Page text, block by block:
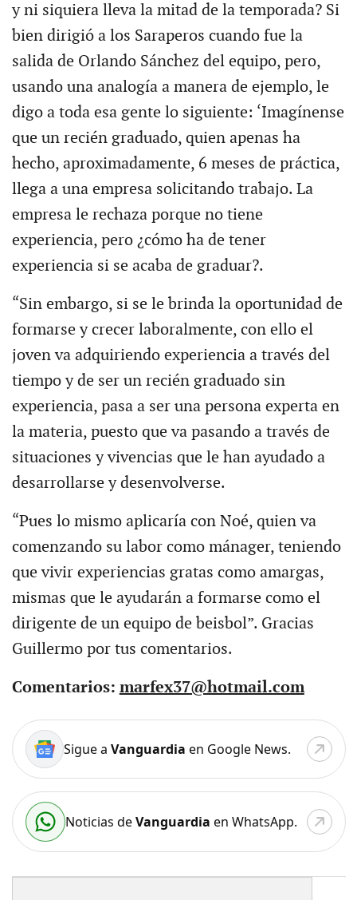
y ni siquiera lleva la mitad de la temporada? Si
bien dirigió a los Saraperos cuando fue la
salida de Orlando Sánchez del equipo, pero,
usando una analogía a manera de ejemplo, le
digo a toda esa gente lo siguiente: ‘Imagínense
que un recién graduado, quien apenas ha
hecho, aproximadamente, 6 meses de práctica,
llega a una empresa solicitando trabajo. La
empresa le rechaza porque no tiene
experiencia, pero ¿cómo ha de tener
experiencia si se acaba de graduar?.
“Sin embargo, si se le brinda la oportunidad de
formarse y crecer laboralmente, con ello el
joven va adquiriendo experiencia a través del
tiempo y de ser un recién graduado sin
experiencia, pasa a ser una persona experta en
la materia, puesto que va pasando a través de
situaciones y vivencias que le han ayudado a
desarrollarse y desenvolverse.
“Pues lo mismo aplicaría con Noé, quien va
comenzando su labor como mánager, teniendo
que vivir experiencias gratas como amargas,
mismas que le ayudarán a formarse como el
dirigente de un equipo de beisbol”. Gracias
Guillermo por tus comentarios.
Comentarios: marfex37@hotmail.com
Sigue a Vanguardia en Google News.
Noticias deVanguardia en WhatsApp.